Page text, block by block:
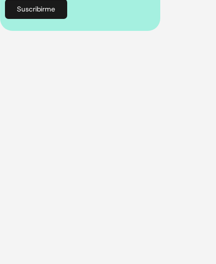
Suscribirme